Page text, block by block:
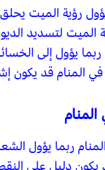
رؤية الميت
لتسديد
يؤول إلى
قد يكون
ربما يؤول
دليل على